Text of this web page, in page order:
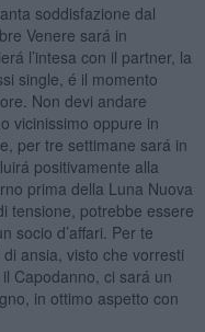
soddisfazione dal
Venere sará in
l’intesa con il partner, la
single, é il momento
Non devi andare
vicinissimo oppure in
per tre settimane sará in
positivamente alla
prima della Luna Nuova
tensione, potrebbe essere
socio d’affari. Per te
ansia, visto che vorresti
Capodanno, ci sará un
in ottimo aspetto con